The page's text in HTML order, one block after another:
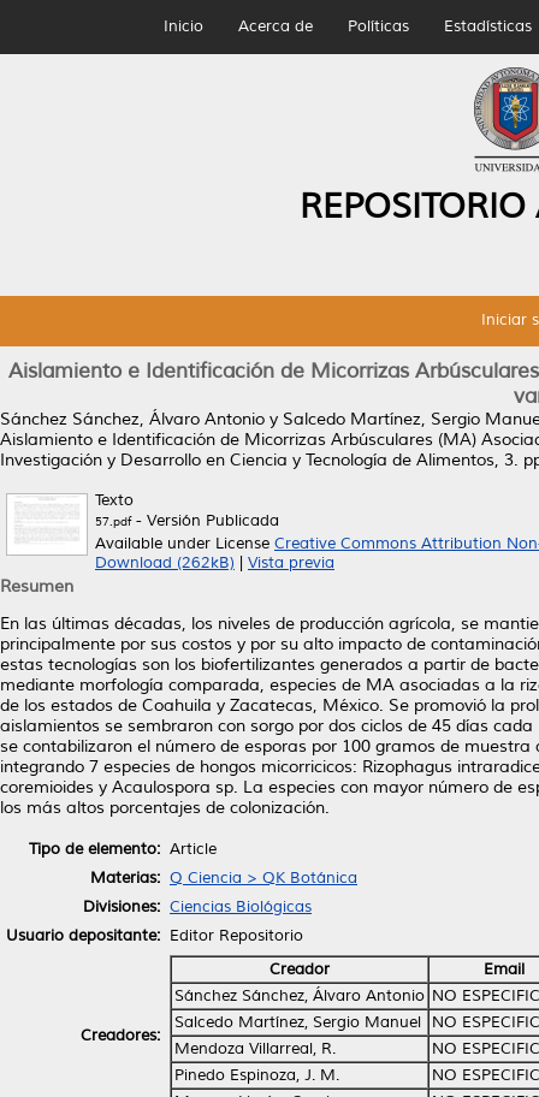
Inicio Acerca de Políticas Estadísticas
Iniciar
Aislamiento e Identificación de Micorrizas
Sánchez Sánchez, Álvaro Antonio y Salcedo Martínez, Sergio
Aislamiento e Identificación de Micorrizas Arbúsculares (MA)
Investigación y Desarrollo en Ciencia y Tecnología de Alimentos, 3.
Texto
57.pdf- Versión Publicada
Available under License Creative Commons Attribution
Download (262kB)
Vista previa
Resumen
En las últimas décadas, los niveles de producción agrícola, se
principalmente por sus costos y por su alto impacto de
estas tecnologías son los biofertilizantes generados a partir de
mediante morfología comparada, especies de MA asociadas a la
de los estados de Coahuila y Zacatecas, México. Se promovió la
aislamientos se sembraron con sorgo por dos ciclos de 45 días
se contabilizaron el número de esporas por 100 gramos de
integrando 7 especies de hongos micorricicos: Rizophagus
coremioides y Acaulospora sp. La especies con mayor número de
los más altos porcentajes de colonización.
Tipo de elemento: Article
Materias: Q Ciencia > QK Botánica
Divisiones: Ciencias Biológicas
Usuario depositante: Editor Repositorio
Creadores:
Creador
Email
Sánchez Sánchez, Álvaro Antonio NO
Salcedo Martínez, Sergio Manuel
NO
Mendoza Villarreal, R.
NO
Pinedo Espinoza, J. M.
NO